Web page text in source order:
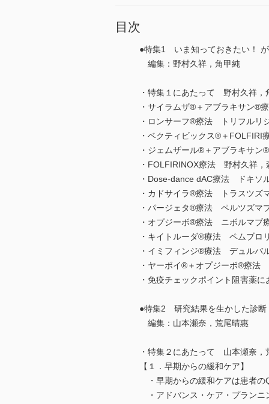
目次
●特集1 いま知っておきたい！
編集：野村久祥，角甲純
・特集１にあたって 野村久祥，
・サイラムザ®＋アブラキサン
・ロンサーフ®療法 トリフルリ
・ベクティビックス®＋
・ジェムザール®＋アブラキサ
・FOLFIRINOX療法 野村久祥，
・Dose-dance dAC療法 ドキソ
・カドサイラ®療法 トラスツズ
・パージェタ®療法 ペルツズマ
・オプジーボ®療法 ニボルマブ
・キイトルーダ®療法 ペムブロ
・イミフィンジ®療法 デュルバ
・ヤーボイ®＋オプジーボ®療
・免疫チェックポイント阻害薬
●特集2 研究結果を生かした診
編集：山本瀬奈，荒尾晴惠
・特集２にあたって 山本瀬奈，
【１．早期からの緩和ケア】
・早期からの緩和ケアは患者
・アドバンス・ケア・プラン